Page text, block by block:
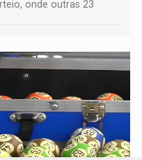
onde outras 23